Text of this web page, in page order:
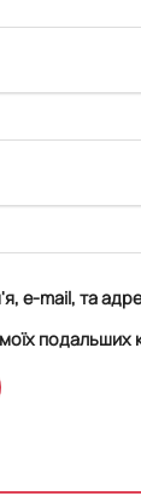
e-mail, та
подальших